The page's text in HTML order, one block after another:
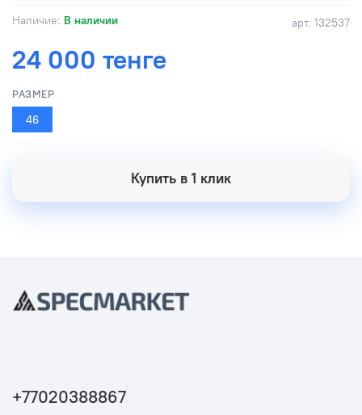
арт. 132537
Наличие: В наличии
24 000 тенге
Купить в 1 клик
РАЗМЕР
46
+77020388867